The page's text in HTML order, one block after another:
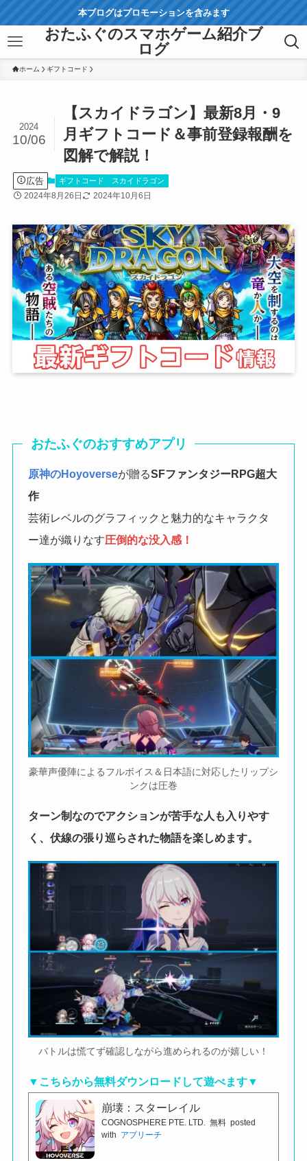
本ブログはプロモーションを含みます
おたふぐのスマホゲーム紹介ブ
ログ
ホーム ギフトコード
【スカイドラゴン】最新8月・9
月ギフトコード＆事前登録報酬を
図解で解説！
2024
10/06
広告 ギフトコード スカイドラゴン
2024年8月26日 2024年10月6日
おたふぐのおすすめアプリ
原神のHoyoverseが贈るSFファンタジーRPG超大
作
芸術レベルのグラフィックと魅力的なキャラクタ
ー達が織りなす圧倒的な没入感！
豪華声優陣によるフルボイス＆日本語に対応したリップシ
ンクは圧巻
ターン制なのでアクションが苦手な人も入りやす
く、伏線の張り巡らされた物語を楽しめます。
バトルは慌てず確認しながら進められるのが嬉しい！
▼こちらから無料ダウンロードして遊べます▼
崩壊：スターレイル
COGNOSPHERE PTE. LTD. 無料 posted
with アプリーチ